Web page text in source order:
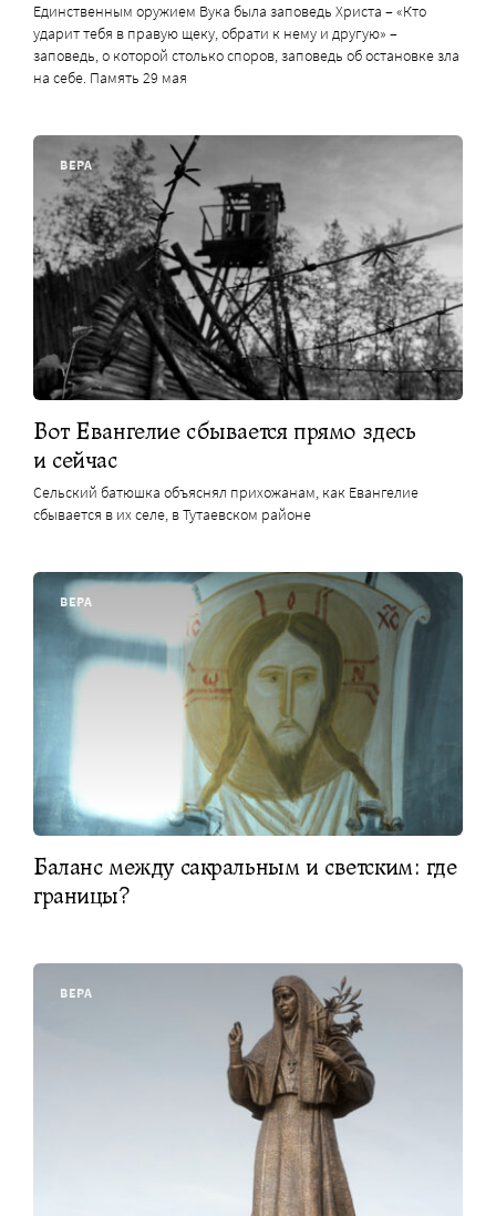
Единственным оружием Вука была заповедь Христа – «Кто
ударит тебя в правую щеку, обрати к нему и другую» –
заповедь, о которой столько споров, заповедь об остановке зла
на себе. Память 29 мая
ВЕРА
Вот Евангелие сбывается прямо здесь
и сейчас
Сельский батюшка объяснял прихожанам, как Евангелие
сбывается в их селе, в Тутаевском районе
ВЕРА
Баланс между сакральным и светским: где
границы?
ВЕРА